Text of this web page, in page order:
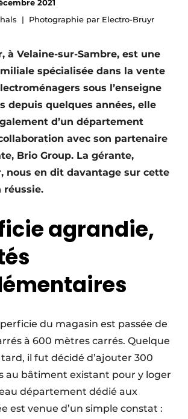
2021
Photographie par Electro-Bruyr
à Velaine-sur-Sambre, est une
spécialisée dans la vente
sous l’enseigne
depuis quelques années, elle
d’un département
avec son partenaire
Brio Group. La gérante,
nous en dit davantage sur cette
réussie.
agrandie,
du magasin est passée de
à 600 mètres carrés. Quelque
il fut décidé d’ajouter 300
au bâtiment existant pour y loger
département dédié aux
est venue d’un simple constat :